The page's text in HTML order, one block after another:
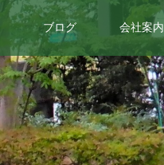
ブログ 会社案内